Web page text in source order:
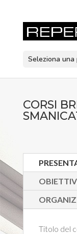
Seleziona una
CORSI
Titolo del